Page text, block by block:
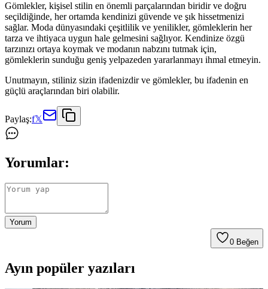
Gömlekler, kişisel stilin en önemli parçalarından biridir ve doğru
seçildiğinde, her ortamda kendinizi güvende ve şık hissetmenizi
sağlar. Moda dünyasındaki çeşitlilik ve yenilikler, gömleklerin her
tarza ve ihtiyaca uygun hale gelmesini sağlıyor. Kendinize özgü
tarzınızı ortaya koymak ve modanın nabzını tutmak için,
gömleklerin sunduğu geniş yelpazeden yararlanmayı ihmal etmeyin.
Unutmayın, stiliniz sizin ifadenizdir ve gömlekler, bu ifadenin en
güçlü araçlarından biri olabilir.
Paylaş:f𝕏
Yorumlar:
Yorum
0 Beğen
Ayın popüler yazıları